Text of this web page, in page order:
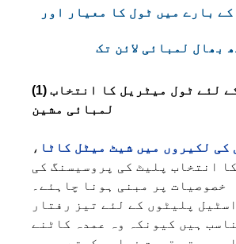
بارے میں ٹول کا معیار اور
بھال لمبائی لائن تک
(1) شیٹ میٹل کٹ کے لئے ٹول میٹریل کا انتخاب
لمبائی مشین
کی لکیروں میں شیٹ میٹل کاٹا ،
انتخاب پلیٹ کی پروسیسنگ کی
خصوصیات پر مبنی ہونا چاہئے۔
پلیٹوں کے لئے تیز رفتار
ہیں کیونکہ وہ عمدہ کاٹنے